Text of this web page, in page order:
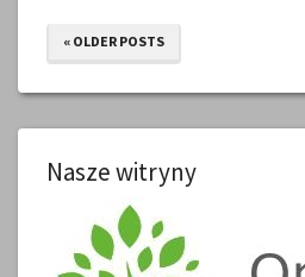
« OLDER POSTS
Nasze witryny